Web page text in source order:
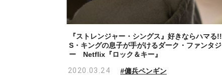
『ストレンジャー・シングス』好きならハマる!!
S・キングの息子が手がけるダーク・ファンタジ
ー Netflix『ロック＆キー』
2020.03.24
#傭兵ペンギン